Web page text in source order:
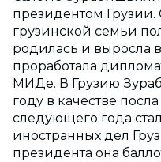
президентом
грузинской семьи
родилась и выросла
проработала
МИДе. В Грузию
году в качестве
следующего года
иностранных дел
президента она